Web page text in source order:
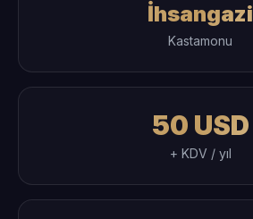
İhsangazi
Kastamonu
50 USD
+ KDV / yıl